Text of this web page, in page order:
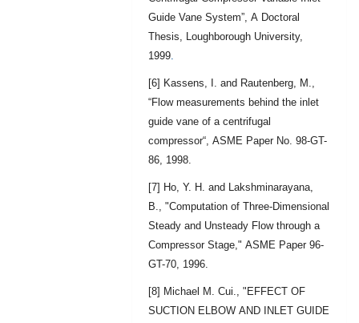
Guide Vane System”, A Doctoral
Thesis, Loughborough University,
1999.
[6] Kassens, I. and Rautenberg, M.,
“Flow measurements behind the inlet
guide vane of a centrifugal
compressor“, ASME Paper No. 98-GT-
86, 1998.
[7] Ho, Y. H. and Lakshminarayana,
B., "Computation of Three-Dimensional
Steady and Unsteady Flow through a
Compressor Stage," ASME Paper 96-
GT-70, 1996.
[8] Michael M. Cui., "EFFECT OF
SUCTION ELBOW AND INLET GUIDE